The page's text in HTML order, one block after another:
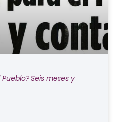
Seis meses y